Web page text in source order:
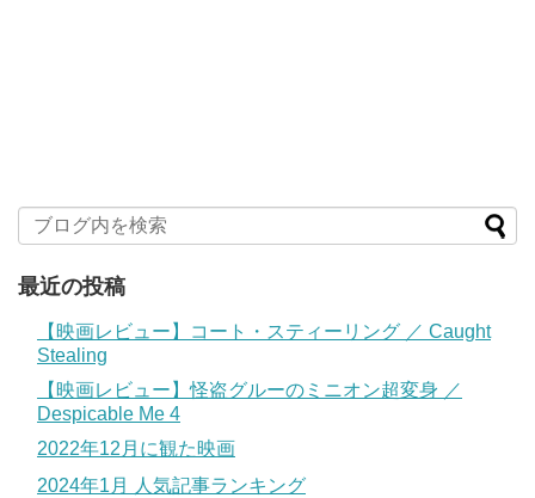
最近の投稿
【映画レビュー】コート・スティーリング ／ Caught
Stealing
【映画レビュー】怪盗グルーのミニオン超変身 ／
Despicable Me 4
2022年12月に観た映画
2024年1月 人気記事ランキング